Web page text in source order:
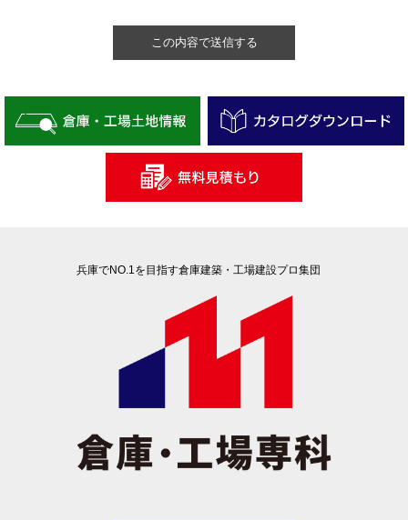
兵庫でNO.1を目指す倉庫建築・工場建設プロ集団